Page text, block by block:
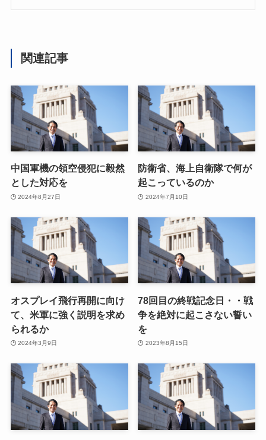
関連記事
中国軍機の領空侵犯に毅然
とした対応を
2024年8月27日
防衛省、海上自衛隊で何が
起こっているのか
2024年7月10日
オスプレイ飛行再開に向け
て、米軍に強く説明を求め
られるか
2024年3月9日
78回目の終戦記念日・・戦
争を絶対に起こさない誓い
を
2023年8月15日